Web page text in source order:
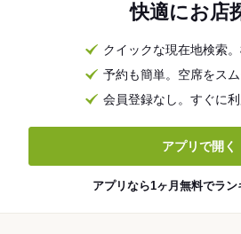
快適にお店
クイックな現在地検索
予約も簡単。空席をス
会員登録なし。すぐに
アプリで開く
アプリなら1ヶ月無料でラン